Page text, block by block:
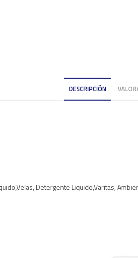
DESCRIPCIÓN
Detergente Liquido,Varitas,